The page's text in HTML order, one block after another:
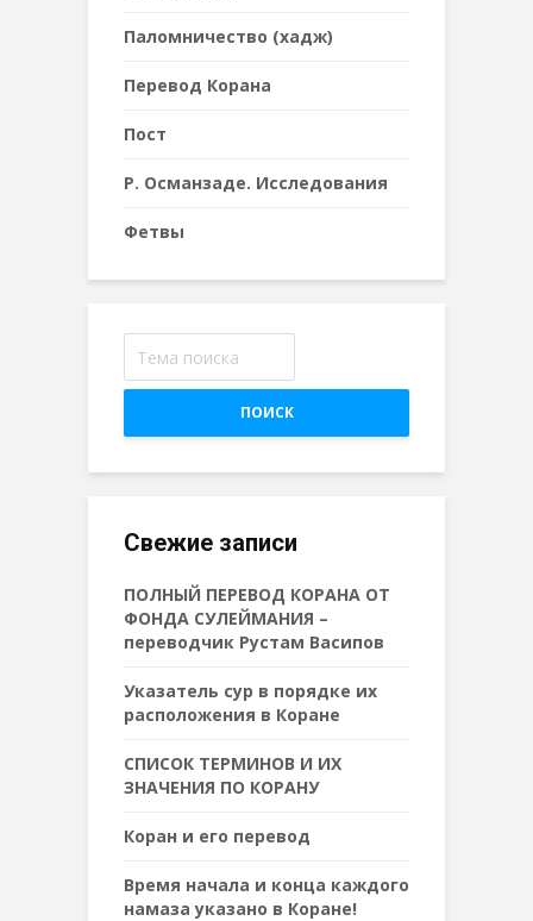
Паломничество (хадж)
Перевод Корана
Пост
Р. Османзаде. Исследования
Фетвы
ПОИСК
Свежие записи
ПОЛНЫЙ ПЕРЕВОД КОРАНА ОТ
ФОНДА СУЛЕЙМАНИЯ –
переводчик Рустам Васипов
Указатель сур в порядке их
расположения в Коране
СПИСОК ТЕРМИНОВ И ИХ
ЗНАЧЕНИЯ ПО КОРАНУ
Коран и его перевод
Время начала и конца каждого
намаза указано в Коране!